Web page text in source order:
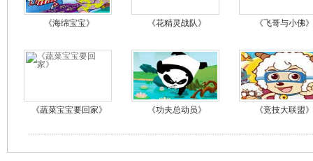
《海绵宝宝》 《花精灵战队》 《飞哥与小佛》
《蔬菜宝宝要回家》 《功夫总动员》 《竞技大联盟》